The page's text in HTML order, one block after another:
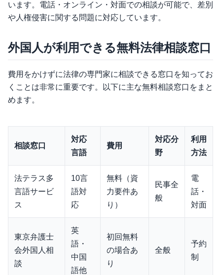
います。電話・オンライン・対面での相談が可能で、差別
や人権侵害に関する問題に対応しています。
外国人が利用できる無料法律相談窓口
費用をかけずに法律の専門家に相談できる窓口を知ってお
くことは非常に重要です。以下に主な無料相談窓口をまと
めます。
相談窓口
対応
言語
費用
対応分
野
利用
方法
法テラス多
言語サービ
ス
10言
語対
応
無料（資
力要件あ
り）
民事全
般
電
話・
対面
東京弁護士
会外国人相
談
英
語・
中国
語他
初回無料
の場合あ
り
全般
予約
制